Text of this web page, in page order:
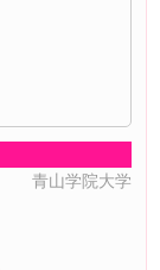
青山学院大学